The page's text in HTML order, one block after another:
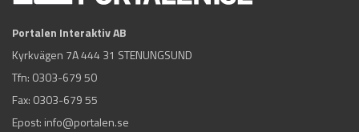
Portalen Interaktiv AB
Kyrkvägen 7A 444 31 STENUNGSUND
Tfn: 0303-679 50
Fax: 0303-679 55
Epost: info@portalen.se